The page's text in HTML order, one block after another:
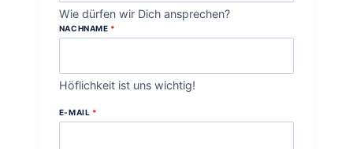
Wie dürfen wir Dich ansprechen?
NACHNAME *
Höflichkeit ist uns wichtig!
E-MAIL *